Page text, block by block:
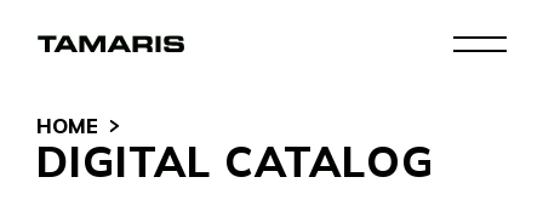
HOME
DIGITAL CATALOG